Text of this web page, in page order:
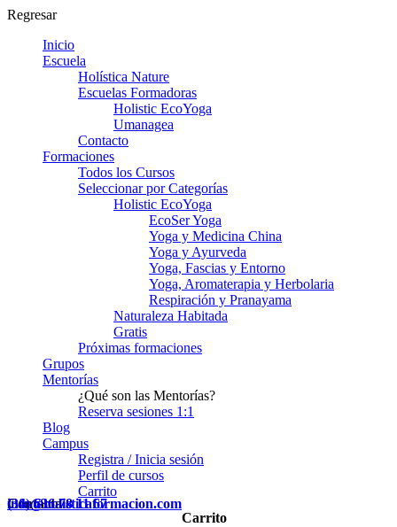
Regresar
Inicio
Escuela
Holística Nature
Escuelas Formadoras
Holistic EcoYoga
Umanagea
Contacto
Formaciones
Todos los Cursos
Seleccionar por Categorías
Holistic EcoYoga
EcoSer Yoga
Yoga y Medicina China
Yoga y Ayurveda
Yoga, Fascias y Entorno
Yoga, Aromaterapia y Herbolaria
Respiración y Pranayama
Naturaleza Habitada
Gratis
Próximas formaciones
Grupos
Mentorías
¿Qué son las Mentorías?
Reserva sesiones 1:1
Blog
Campus
Registra / Inicia sesión
Perfil de cursos
Carrito
Contacta
(34) 636 78 11 67
info@holisticaformacion.com
Carrito